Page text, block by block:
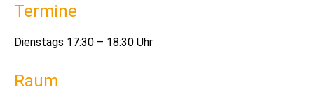
Termine
Dienstags 17:30 – 18:30 Uhr
Raum